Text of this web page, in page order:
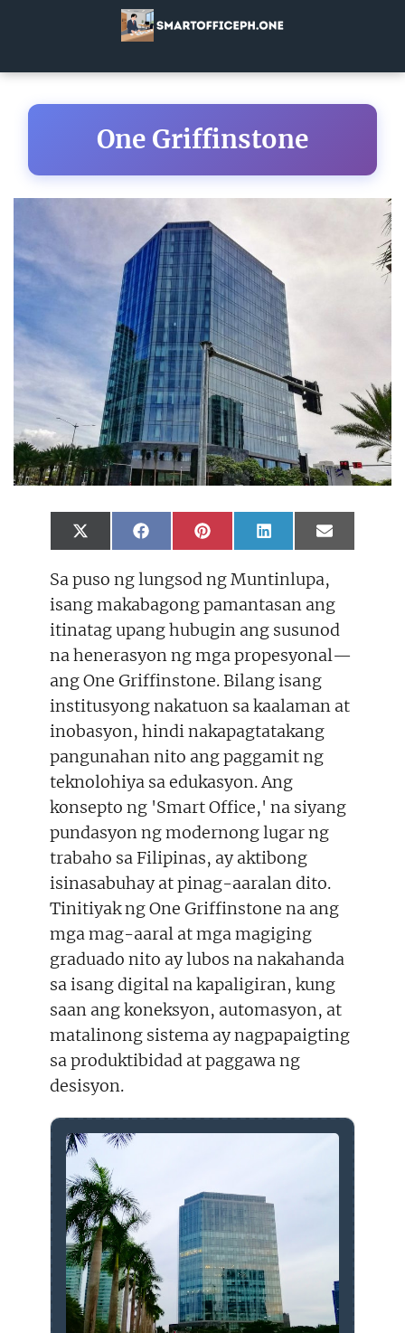
One Griffinstone
Share
on
X
(
w
t
t
e
r
Share
on
F
a
e
o
o
k
Share
on
P
i
t
r
e
s
t
Share
on
L
i
k
d
I
n
Share
on
E
m
Sa puso ng lungsod ng Muntinlupa,
isang makabagong pamantasan ang
itinatag upang hubugin ang susunod
na henerasyon ng mga propesyonal—
ang One Griffinstone. Bilang isang
institusyong nakatuon sa kaalaman at
inobasyon, hindi nakapagtatakang
pangunahan nito ang paggamit ng
teknolohiya sa edukasyon. Ang
konsepto ng 'Smart Office,' na siyang
pundasyon ng modernong lugar ng
trabaho sa Filipinas, ay aktibong
isinasabuhay at pinag-aaralan dito.
Tinitiyak ng One Griffinstone na ang
mga mag-aaral at mga magiging
graduado nito ay lubos na nakahanda
sa isang digital na kapaligiran, kung
saan ang koneksyon, automasyon, at
matalinong sistema ay nagpapaigting
sa produktibidad at paggawa ng
desisyon.